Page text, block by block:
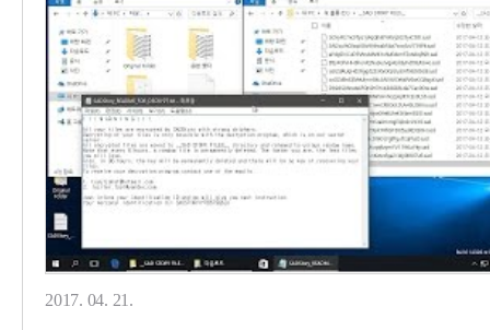
2017. 04. 21.